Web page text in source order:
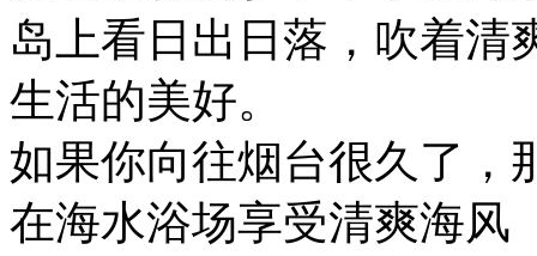
岛上看日出日落，吹着清
生活的美好。
如果你向往烟台很久了，
在海水浴场享受清爽海风